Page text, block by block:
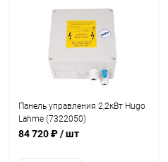
Панель управления 2,2кВт Hugo
Lahme (7322050)
84 720 ₽/ шт